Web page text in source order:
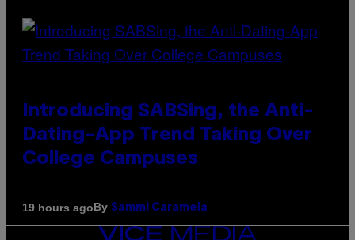
Introducing SABSing, the Anti-
Dating-App Trend Taking Over
College Campuses
19 hours agoBy Sammi Caramela
VICE